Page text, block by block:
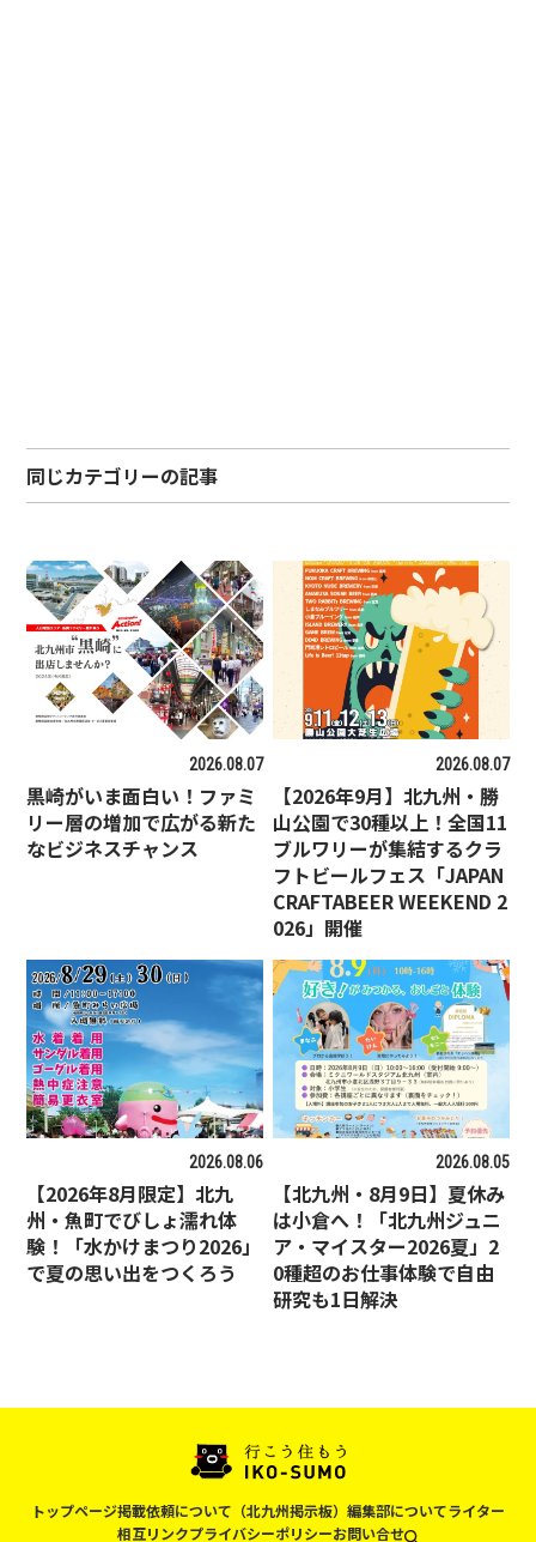
同じカテゴリーの記事
2026.08.07
黒崎がいま面白い！ファミ
リー層の増加で広がる新た
なビジネスチャンス
2026.08.07
【2026年9月】北九州・勝
山公園で30種以上！全国11
ブルワリーが集結するクラ
フトビールフェス「JAPAN
CRAFTABEER WEEKEND 2
026」開催
2026.08.06
【2026年8月限定】北九
州・魚町でびしょ濡れ体
験！「水かけまつり2026」
で夏の思い出をつくろう
2026.08.05
【北九州・8月9日】夏休み
は小倉へ！「北九州ジュニ
ア・マイスター2026夏」2
0種超のお仕事体験で自由
研究も1日解決
トップページ掲載依頼について（北九州掲示板） 編集部についてライター
相互リンクプライバシーポリシーお問い合せ